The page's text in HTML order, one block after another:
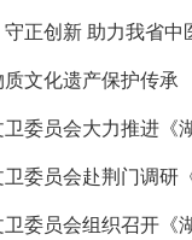
正创新 助力我省中
文化遗产保护传承
委员会大力推进《
委员会赴荆门调研
委员会组织召开《